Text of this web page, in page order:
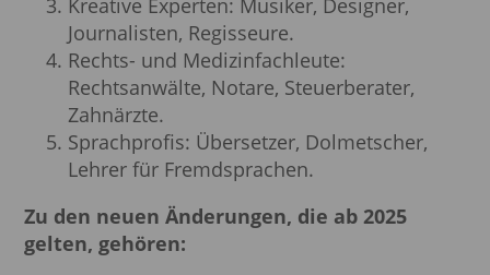
Journalisten, Regisseure.
Rechts- und Medizinfachleute:
Rechtsanwälte, Notare, Steuerberater,
Zahnärzte.
Sprachprofis: Übersetzer, Dolmetscher,
Lehrer für Fremdsprachen.
Zu den neuen Änderungen, die ab 2025
gelten, gehören: